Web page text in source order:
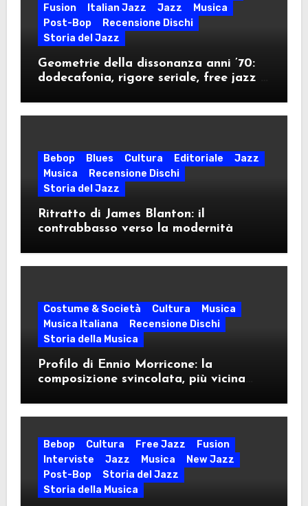
Fusion
Italian Jazz Jazz
Musica
Post-Bop
Recensione Dischi
Storia del Jazz
Geometrie della dissonanza anni ’70:
dodecafonia, rigore seriale, free jazz e
contestazione
Bebop Blues Cultura Editoriale
Jazz
Musica
Recensione Dischi
Storia del Jazz
Ritratto di James Blanton: il
contrabbasso verso la modernità
Costume & Società Cultura
Musica
Musica Italiana
Recensione Dischi
Storia della Musica
Profilo di Ennio Morricone: la
composizione svincolata, più vicina
Bebop Cultura Free Jazz
Fusion
Interviste
Jazz Musica
New Jazz
Post-Bop
Storia del Jazz
Storia della Musica